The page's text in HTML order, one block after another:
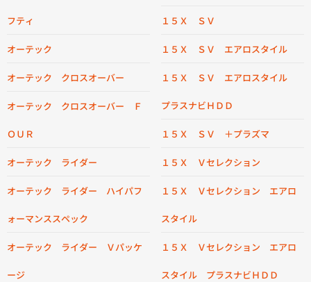
フティ
オーテック
オーテック クロスオーバー
オーテック クロスオーバー Ｆ
ＯＵＲ
オーテック ライダー
オーテック ライダー ハイパフ
ォーマンススペック
オーテック ライダー Ｖパッケ
ージ
１５Ｘ ＳＶ
１５Ｘ ＳＶ エアロスタイル
１５Ｘ ＳＶ エアロスタイル
プラスナビＨＤＤ
１５Ｘ ＳＶ ＋プラズマ
１５Ｘ Ｖセレクション
１５Ｘ Ｖセレクション エアロ
スタイル
１５Ｘ Ｖセレクション エアロ
スタイル プラスナビＨＤＤ